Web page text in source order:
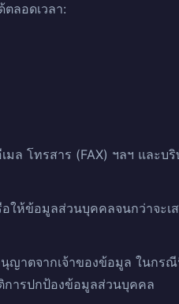
ลอดเวลา:
ล โทรสาร (FAX) ฯลฯ และบ
ห้ข้อมูลส่วนบุคคลจนกว่าจะเ
ญาตจากเจ้าของข้อมูล ในกร
ารปกป้องข้อมูลส่วนบุคคล